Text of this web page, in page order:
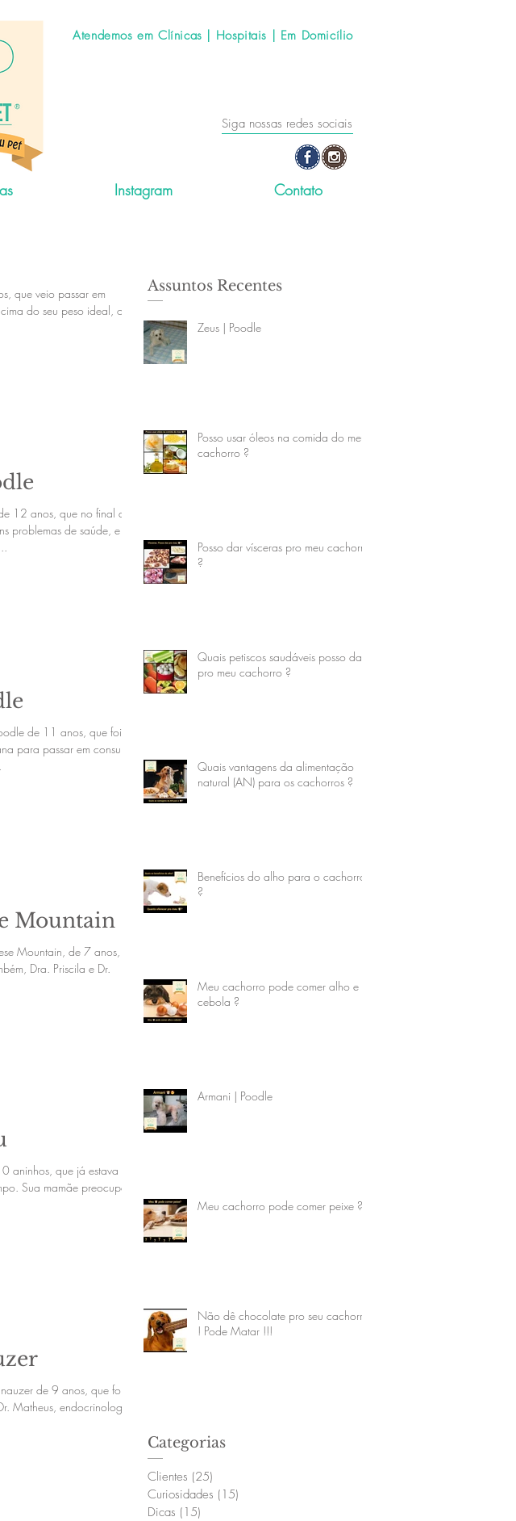
Atendemos em Clínicas | Hospitais | Em Domicílio
Siga nossas redes sociais
Instagram Contato
que veio passar em
do seu peso ideal, o
12 anos, que no final do
problemas de saúde, e
de 11 anos, que foi
para passar em consulta
Mountain
Mountain, de 7 anos,
Dra. Priscila e Dr.
aninhos, que já estava na
Sua mamãe preocupada
de 9 anos, que foi
Matheus, endocrinologista,
Assuntos Recentes
Zeus | Poodle
Posso usar óleos na comida do meu
cachorro ?
Posso dar vísceras pro meu cachorro
?
Quais petiscos saudáveis posso dar
pro meu cachorro ?
Quais vantagens da alimentação
natural (AN) para os cachorros ?
Benefícios do alho para o cachorro
?
Meu cachorro pode comer alho e
cebola ?
Armani | Poodle
Meu cachorro pode comer peixe ?
Não dê chocolate pro seu cachorro
! Pode Matar !!!
Categorias
Clientes (25)
Curiosidades (15)
Dicas (15)